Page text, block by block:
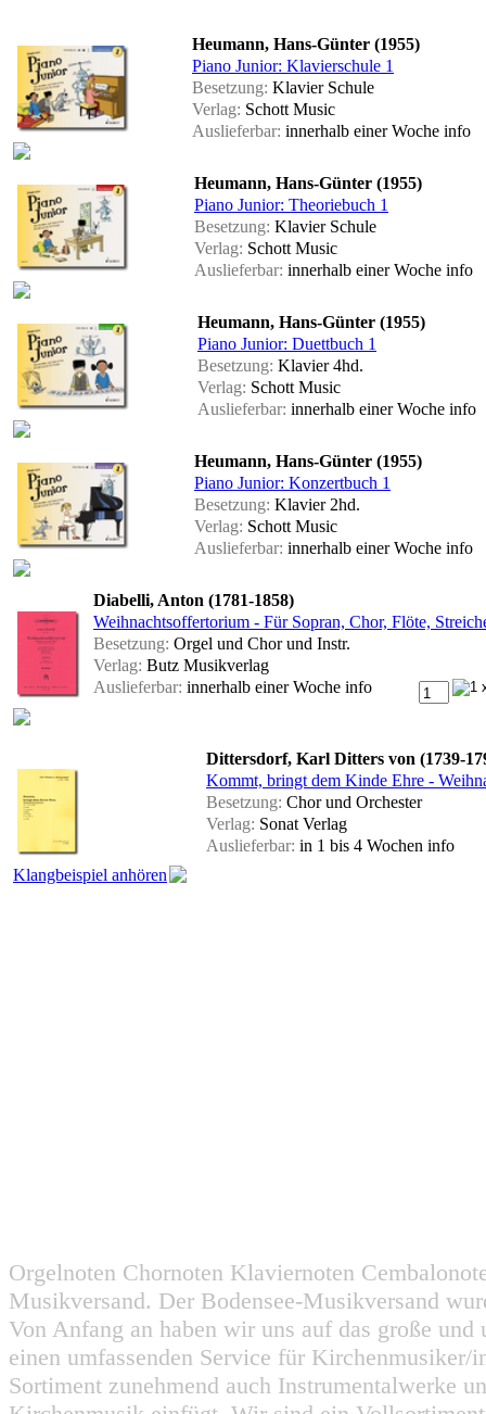
Heumann, Hans-Günter (1955)
Piano Junior: Klavierschule 1
Besetzung: Klavier Schule
Verlag: Schott Music
Auslieferbar: innerhalb einer Woche info
Heumann, Hans-Günter (1955)
Piano Junior: Theoriebuch 1
Besetzung: Klavier Schule
Verlag: Schott Music
Auslieferbar: innerhalb einer Woche info
Heumann, Hans-Günter (1955)
Piano Junior: Duettbuch 1
Besetzung: Klavier 4hd.
Verlag: Schott Music
Auslieferbar: innerhalb einer Woche info
Heumann, Hans-Günter (1955)
Piano Junior: Konzertbuch 1
Besetzung: Klavier 2hd.
Verlag: Schott Music
Auslieferbar: innerhalb einer Woche info
Diabelli, Anton (1781-1858)
Weihnachtsoffertorium - Für Sopran, Chor, Flöte,
Besetzung: Orgel und Chor und Instr.
Verlag: Butz Musikverlag
Auslieferbar: innerhalb einer Woche info
Klangbeispiel anhören
Dittersdorf, Karl Ditters von (1739-
Kommt, bringt dem Kinde Ehre -
Besetzung: Chor und Orchester
Verlag: Sonat Verlag
Auslieferbar: in 1 bis 4 Wochen info
Orgelnoten Chornoten Klaviernoten
Musikversand. Der Bodensee-Musikversand
Von Anfang an haben wir uns auf das große
einen umfassenden Service für
Sortiment zunehmend auch Instrumentalwerke